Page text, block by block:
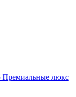
люкс